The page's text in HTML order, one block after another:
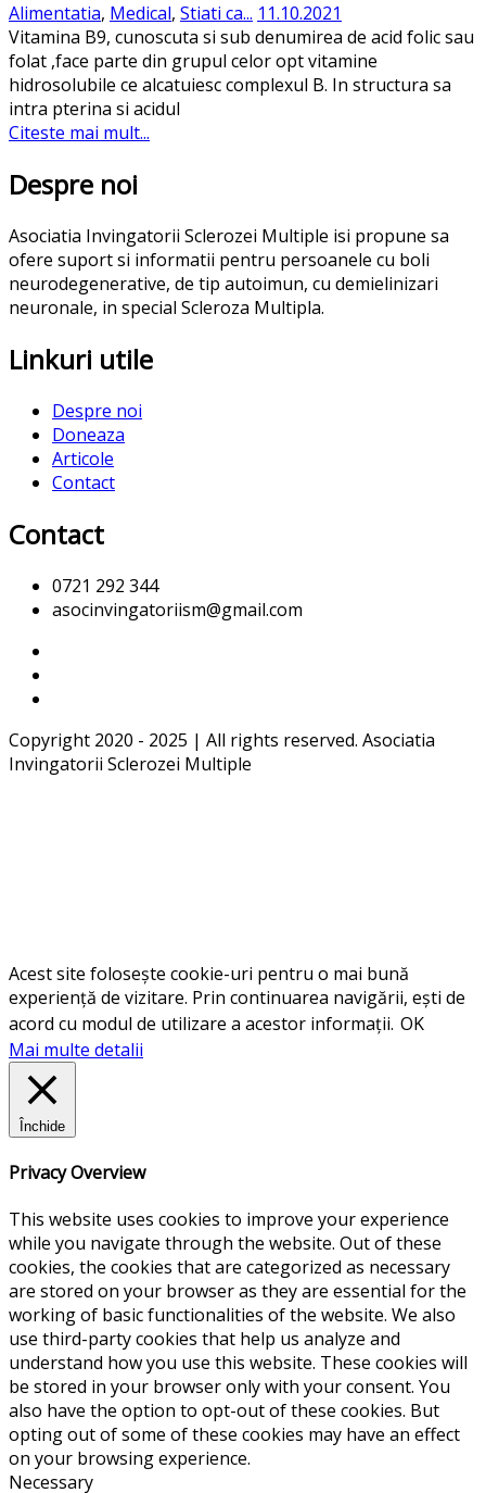
Alimentatia, Medical, Stiati ca... 11.10.2021
Vitamina B9, cunoscuta si sub denumirea de acid folic sau
folat ,face parte din grupul celor opt vitamine
hidrosolubile ce alcatuiesc complexul B. In structura sa
intra pterina si acidul
Citeste mai mult...
Despre noi
Asociatia Invingatorii Sclerozei Multiple isi propune sa
ofere suport si informatii pentru persoanele cu boli
neurodegenerative, de tip autoimun, cu demielinizari
neuronale, in special Scleroza Multipla.
Linkuri utile
Despre noi
Doneaza
Articole
Contact
Contact
0721 292 344
asocinvingatoriism@gmail.com
Copyright 2020 - 2025 | All rights reserved. Asociatia
Invingatorii Sclerozei Multiple
Acest site folosește cookie-uri pentru o mai bună
experiență de vizitare. Prin continuarea navigării, ești de
acord cu modul de utilizare a acestor informații. OK
Mai multe detalii
Închide
Privacy Overview
This website uses cookies to improve your experience
while you navigate through the website. Out of these
cookies, the cookies that are categorized as necessary
are stored on your browser as they are essential for the
working of basic functionalities of the website. We also
use third-party cookies that help us analyze and
understand how you use this website. These cookies will
be stored in your browser only with your consent. You
also have the option to opt-out of these cookies. But
opting out of some of these cookies may have an effect
on your browsing experience.
Necessary